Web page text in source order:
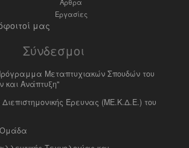
Άρθρα
Εργασίες
μας
Σύνδεσμοι
Μεταπτυχιακών Σπουδών του
και Ανάπτυξη"
Έρευνας (ΜΕ.Κ.Δ.Ε.) του
Ομάδα